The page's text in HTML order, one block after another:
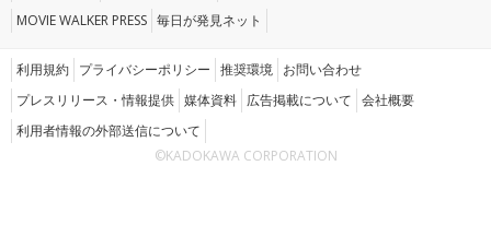
MOVIE WALKER PRESS 毎日が発見ネット
利用規約 プライバシーポリシー 推奨環境 お問い合わせ
プレスリリース・情報提供 媒体資料 広告掲載について 会社概要
利用者情報の外部送信について
©KADOKAWA CORPORATION